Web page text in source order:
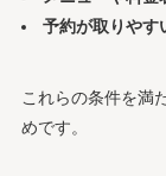
予約が取りやす
これらの条件を満
めです。